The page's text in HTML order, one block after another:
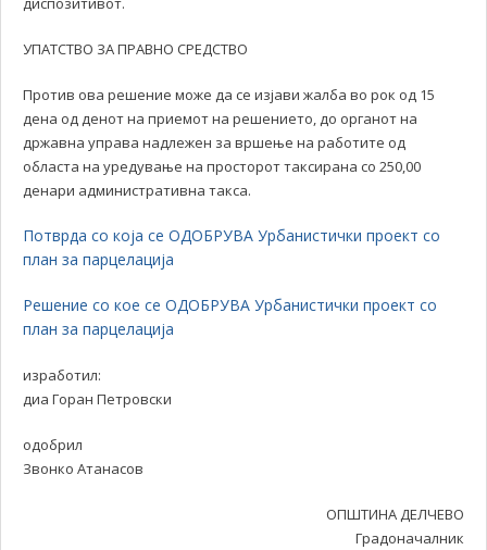
УПАТСТВО ЗА ПРАВНО СРЕДСТВО
Против ова решение може да се изјави жалба во рок од 15
дена од денот на приемот на решението, до органот на
државна управа надлежен за вршење на работите од
областа на уредување на просторот таксирана со 250,00
денари административна такса.
Потврда со која се ОДОБРУВА Урбанистички проект со
план за парцелација
Решение со кое се ОДОБРУВА Урбанистички проект со
план за парцелација
изработил:
диа Горан Петровски
одобрил
Звонко Атанасов
ОПШТИНА ДЕЛЧЕВО
Градоначалник